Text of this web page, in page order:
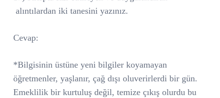
alıntılardan iki tanesini yazınız.
Cevap:
*Bilgisinin üstüne yeni bilgiler koyamayan
öğretmenler, yaşlanır, çağ dışı oluverirlerdi bir gün.
Emeklilik bir kurtuluş değil, temize çıkış olurdu bu